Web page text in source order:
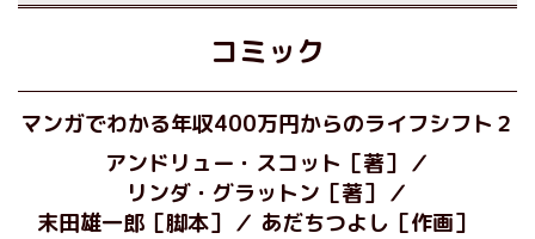
コミック
マンガでわかる年収400万円からのライフシフト２
アンドリュー・スコット［著］
リンダ・グラットン［著］
末田雄一郎［脚本］
あだちつよし［作画］